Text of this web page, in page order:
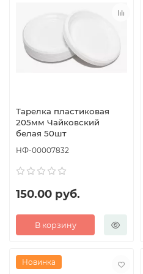
Тарелка пластиковая
205мм Чайковский
белая 50шт
НФ-00007832
150.00 руб.
В корзину
Новинка